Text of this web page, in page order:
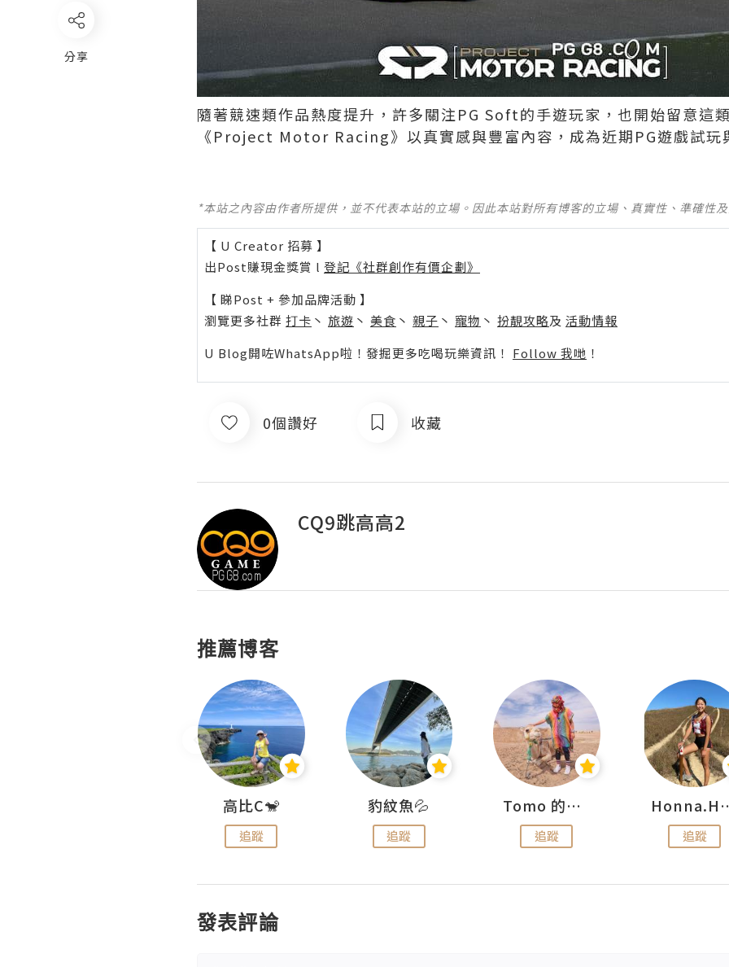
分享
隨著競速類作品熱度提升，許多關注PG Soft的手遊玩家，也開始留意這
《Project Motor Racing》以真實感與豐富內容，成為近期PG遊戲試玩
*本站之內容由作者所提供，並不代表本站的立場。因此本站對所有博客的立場、真實性、準確性
【 U Creator 招募 】
出Post賺現金獎賞 l 登記《社群創作有價企劃》
【 睇Post + 參加品牌活動 】
瀏覽更多社群 打卡 丶 旅遊 丶 美食 丶 親子 丶 寵物 丶 扮靚攻略及 活動情報
U Blog開咗WhatsApp啦！發掘更多吃喝玩樂資訊！ Follow 我哋 ！
0個讚好 收藏
CQ9跳高高2
推薦博客
高比C🐒
追蹤
豹紋魚💦
追蹤
Tomo 的快樂宇宙
追蹤 追蹤
發表評論